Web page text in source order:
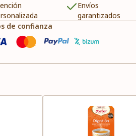
Envíos
garantizados
de confianza